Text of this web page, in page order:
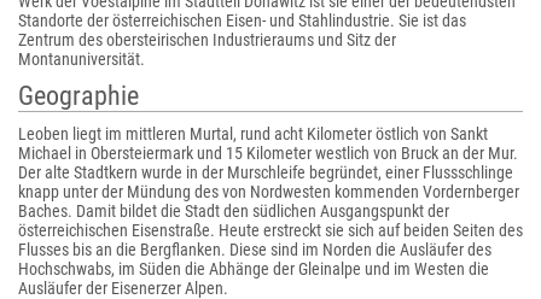
Standorte der österreichischen Eisen- und Stahlindustrie. Sie ist das
Zentrum des obersteirischen Industrieraums und Sitz der
Montanuniversität.
Geographie
Leoben liegt im mittleren Murtal, rund acht Kilometer östlich von Sankt
Michael in Obersteiermark und 15 Kilometer westlich von Bruck an der Mur.
Der alte Stadtkern wurde in der Murschleife begründet, einer Flussschlinge
knapp unter der Mündung des von Nordwesten kommenden Vordernberger
Baches. Damit bildet die Stadt den südlichen Ausgangspunkt der
österreichischen Eisenstraße. Heute erstreckt sie sich auf beiden Seiten des
Flusses bis an die Bergflanken. Diese sind im Norden die Ausläufer des
Hochschwabs, im Süden die Abhänge der Gleinalpe und im Westen die
Ausläufer der Eisenerzer Alpen.